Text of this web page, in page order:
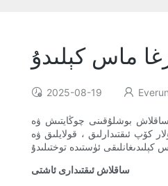
ماس كېلىدۇ
2025-08-19
ساقلاش بوشلۇقىنى چوڭايتىش ۋە
كۆپ ئىقتىدارلىق ، قولايلىق ۋە
ساقلاش ئىقتىدارى ئاشتى